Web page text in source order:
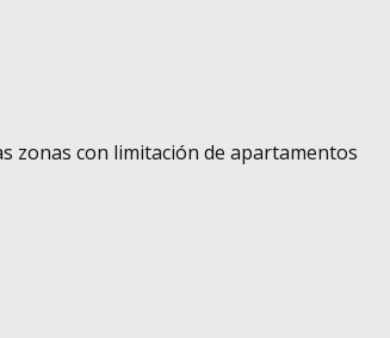
zonas con limitación de apartamentos